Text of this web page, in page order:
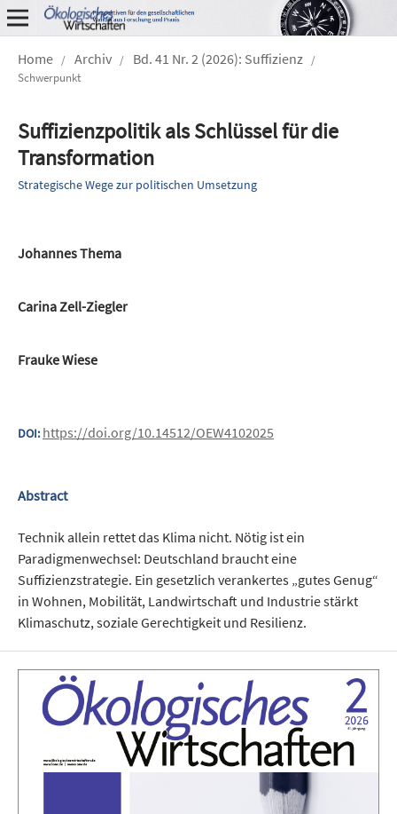
Home / Archiv / Bd. 41 Nr. 2 (2026): Suffizienz /
Schwerpunkt
Suffizienzpolitik als Schlüssel für die
Transformation
Strategische Wege zur politischen Umsetzung
Johannes Thema
Carina Zell-Ziegler
Frauke Wiese
DOI: https://doi.org/10.14512/OEW4102025
Abstract
Technik allein rettet das Klima nicht. Nötig ist ein
Paradigmenwechsel: Deutschland braucht eine
Suffizienzstrategie. Ein gesetzlich verankertes „gutes Genug“
in Wohnen, Mobilität, Landwirtschaft und Industrie stärkt
Klimaschutz, soziale Gerechtigkeit und Resilienz.